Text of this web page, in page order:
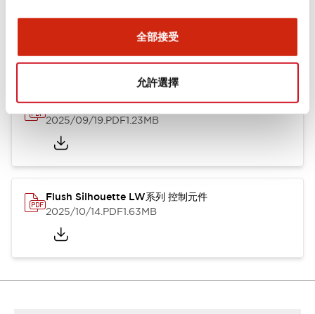
全部接受
允許選擇
Flush Silhouette LW系列 控制元件 (英文版)
2025/09/19.PDF1.23MB
Flush Silhouette LW系列 控制元件
2025/10/14.PDF1.63MB